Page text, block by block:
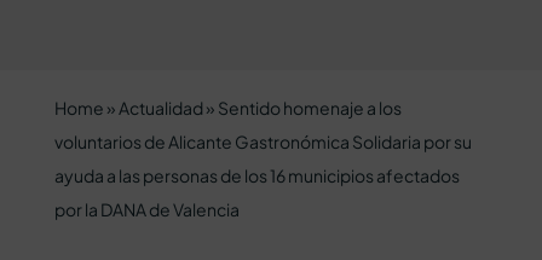
Home » Actualidad » Sentido homenaje a los
voluntarios de Alicante Gastronómica Solidaria por su
ayuda a las personas de los 16 municipios afectados
por la DANA de Valencia